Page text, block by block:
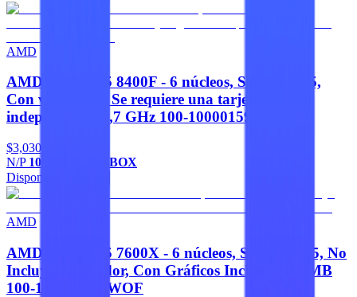
AMD
AMD RYZEN 5 8400F - 6 núcleos, Socket AM5,
Con ventilador, Se requiere una tarjeta gráfica
independiente 4,7 GHz 100-100001591BOX
$3,030
N/P 100-100001591BOX
Disponible
AMD
AMD RYZEN 5 7600X - 6 núcleos, Socket AM5, No
Incluye Ventilador, Con Gráficos Incluidos 32 MB
100-100000593WOF